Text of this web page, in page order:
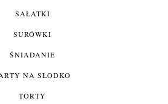
SAŁATKI
SURÓWKI
ŚNIADANIE
NA SŁODKO
TORTY